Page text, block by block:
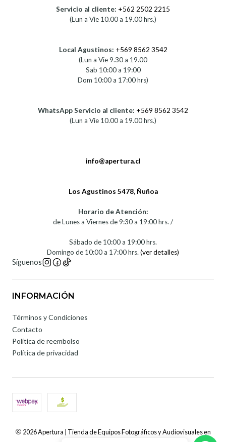
Servicio al cliente: +562 2502 2215
(Lun a Vie 10.00 a 19.00 hrs.)
Local Agustinos: +569 8562 3542
(Lun a Vie 9.30 a 19.00
Sab 10:00 a 19:00
Dom 10:00 a 17:00 hrs)
WhatsApp Servicio al cliente: +569 8562 3542
(Lun a Vie 10.00 a 19.00 hrs.)
info@apertura.cl
Los Agustinos 5478, Ñuñoa
Horario de Atención:
de Lunes a Viernes de 9:30 a 19:00 hrs. /
Sábado de 10:00 a 19:00 hrs.
Domingo de 10:00 a 17:00 hrs. (ver detalles)
Síguenos
INFORMACIÓN
Términos y Condiciones
Contacto
Política de reembolso
Política de privacidad
2026 Apertura | Tienda de Equipos Fotográficos y Audiovisuales en